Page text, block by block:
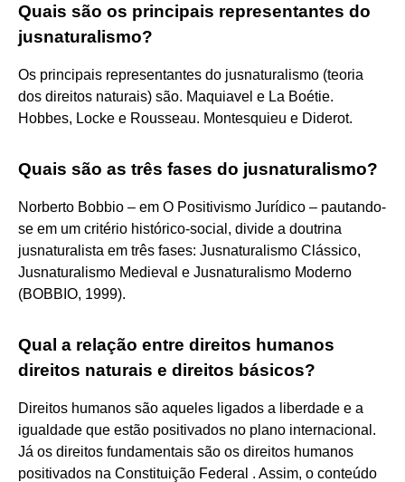
Quais são os principais representantes do
jusnaturalismo?
Os principais representantes do jusnaturalismo (teoria
dos direitos naturais) são. Maquiavel e La Boétie.
Hobbes, Locke e Rousseau. Montesquieu e Diderot.
Quais são as três fases do jusnaturalismo?
Norberto Bobbio – em O Positivismo Jurídico – pautando-
se em um critério histórico-social, divide a doutrina
jusnaturalista em três fases: Jusnaturalismo Clássico,
Jusnaturalismo Medieval e Jusnaturalismo Moderno
(BOBBIO, 1999).
Qual a relação entre direitos humanos
direitos naturais e direitos básicos?
Direitos humanos são aqueles ligados a liberdade e a
igualdade que estão positivados no plano internacional.
Já os direitos fundamentais são os direitos humanos
positivados na Constituição Federal . Assim, o conteúdo